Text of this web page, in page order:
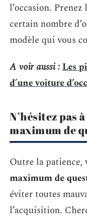
l’occasion.
certain nombre
modèle qui vous
A voir aussi :Les
d’une voiture
N’hésitez pas
maximum de
Outre la patience,
maximum de
éviter toutes
l’acquisition.